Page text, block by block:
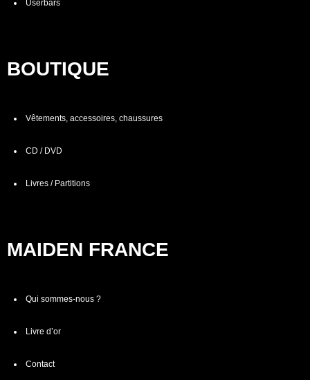
Userbars
BOUTIQUE
Vêtements, accessoires, chaussures
CD / DVD
Livres / Partitions
MAIDEN FRANCE
Qui sommes-nous ?
Livre d’or
Contact